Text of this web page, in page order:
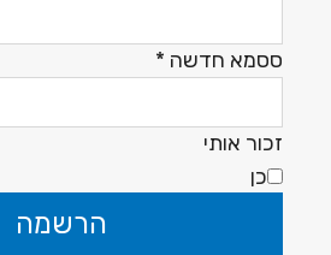
ססמא חדשה *
זכור אותי
כן
הרשמה